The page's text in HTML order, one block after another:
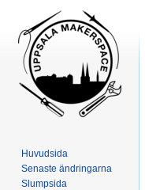
Huvudsida
Senaste ändringarna
Slumpsida